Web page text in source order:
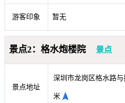
游客印象 暂无
景点2：格水炮楼院 景点
景点地址
深圳市龙岗区格水路
米